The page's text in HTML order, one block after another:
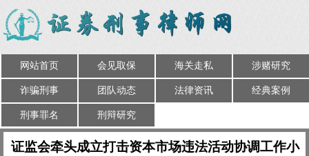
网站首页 会见取保 海关走私 涉赌研究
诈骗刑事 团队动态 法律资讯 经典案例
刑事罪名 刑辩研究
证监会牵头成立打击资本市场违法活动协调工作小